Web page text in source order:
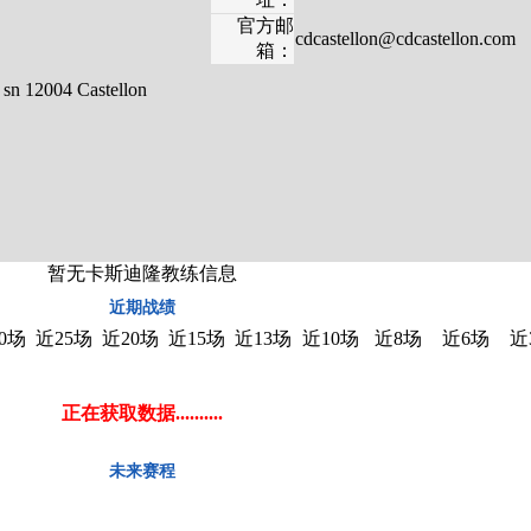
官方邮
箱：
cdcastellon@cdcastellon.com
12004 Castellon
暂无卡斯迪隆教练信息
近期战绩
场 近25场 近20场 近15场 近13场 近10场 近8场 近6场
正在获取数据..........
未来赛程